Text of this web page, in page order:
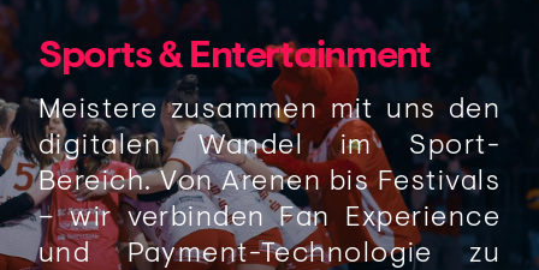
Sports & Entertainment
Meistere zusammen mit uns den
digitalen Wandel im Sport-
Bereich. Von Arenen bis Festivals
– wir verbinden Fan Experience
und Payment-Technologie zu